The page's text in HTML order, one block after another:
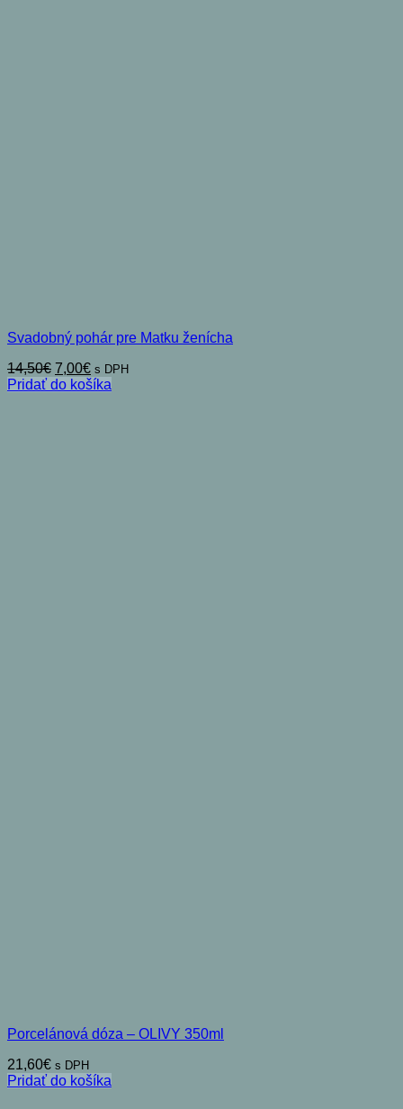
Svadobný pohár pre Matku ženícha
14,50€ Pôvodná
cena
7,00€Aktuálna
cena
s DPH
Pridať do košíka
Porcelánová dóza – OLIVY 350ml
21,60€ s DPH
Pridať do košíka